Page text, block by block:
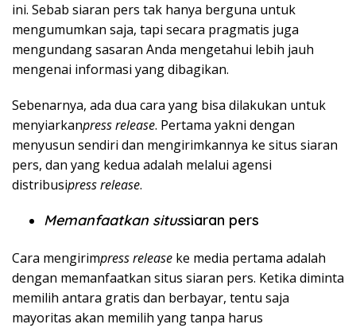
ini. Sebab siaran pers tak hanya berguna untuk
mengumumkan saja, tapi secara pragmatis juga
mengundang sasaran Anda mengetahui lebih jauh
mengenai informasi yang dibagikan.
Sebenarnya, ada dua cara yang bisa dilakukan untuk
menyiarkanpress release. Pertama yakni dengan
menyusun sendiri dan mengirimkannya ke situs siaran
pers, dan yang kedua adalah melalui agensi
distribusipress release.
Memanfaatkan situssiaran pers
Cara mengirimpress release ke media pertama adalah
dengan memanfaatkan situs siaran pers. Ketika diminta
memilih antara gratis dan berbayar, tentu saja
mayoritas akan memilih yang tanpa harus